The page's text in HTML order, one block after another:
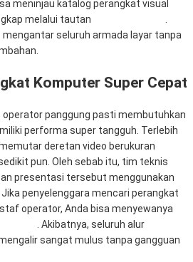
meninjau katalog perangkat visual
melalui tautan
mengantar seluruh armada layar tanpa
Komputer Super Cepat
panggung pasti membutuhkan
performa super tangguh. Terlebih
deretan video berukuran
pun. Oleh sebab itu, tim teknis
presentasi tersebut menggunakan
penyelenggara mencari perangkat
operator, Anda bisa menyewanya
. Akibatnya, seluruh alur
sangat mulus tanpa gangguan